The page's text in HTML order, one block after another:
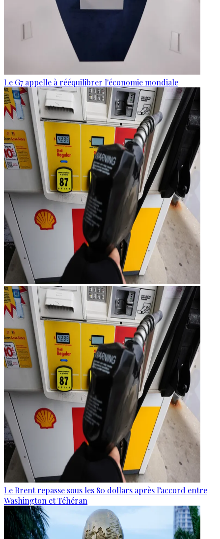
Le G7 appelle à rééquilibrer l'économie mondiale
Le Brent repasse sous les 80 dollars après l’accord entre
Washington et Téhéran